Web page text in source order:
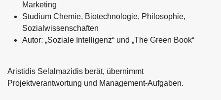
Marketing
Studium Chemie, Biotechnologie, Philosophie,
Sozialwissenschaften
Autor: „Soziale Intelligenz“ und „The Green Book“
Aristidis Selalmazidis berät, übernimmt
Projektverantwortung und Management-Aufgaben.